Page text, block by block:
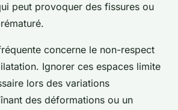
peut provoquer des fissures ou
concerne le non-respect
Ignorer ces espaces limite
lors des variations
des déformations ou un